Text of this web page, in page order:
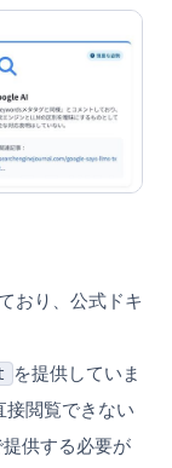
おり、公式ドキ
を提供していま
閲覧できない
供する必要が